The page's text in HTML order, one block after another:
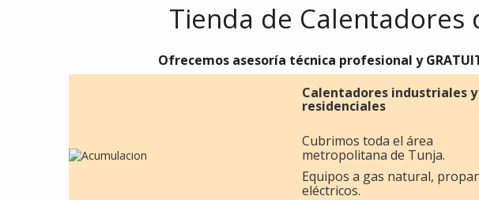
Tienda de Calentadores
Ofrecemos asesoría técnica profesional y
Calentadores industriales y
residenciales
Cubrimos toda el área
metropolitana de Tunja.
Equipos a gas natural,
eléctricos.